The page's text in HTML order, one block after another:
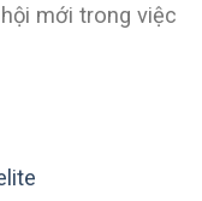
mới trong việc